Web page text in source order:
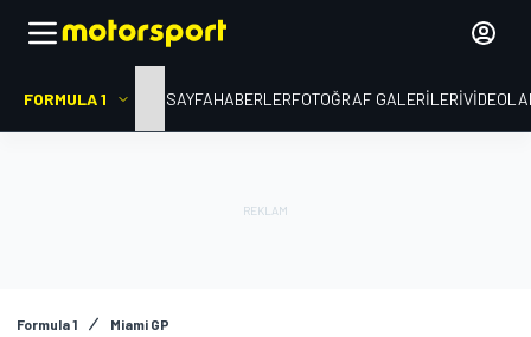
FORMULA 1 ANA SAYFAHABERLERFOTOĞRAF GALERILERI
Formula 1 Miami GP